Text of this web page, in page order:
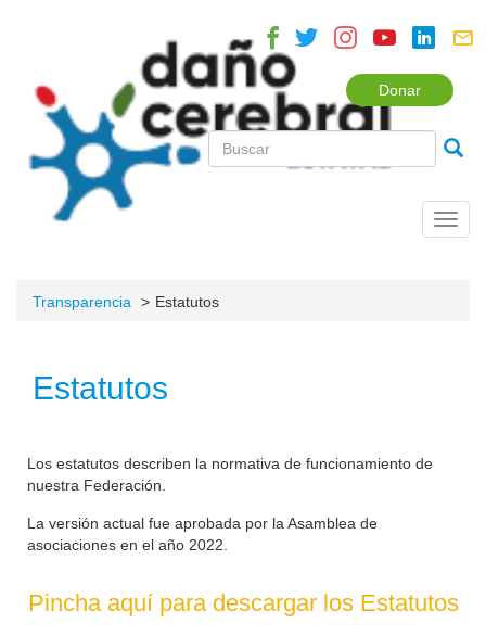
Donar
Transparencia Estatutos
Estatutos
Los estatutos describen la normativa de funcionamiento de
nuestra Federación.
La versión actual fue aprobada por la Asamblea de
asociaciones en el año 2022.
Pincha aquí para descargar los Estatutos